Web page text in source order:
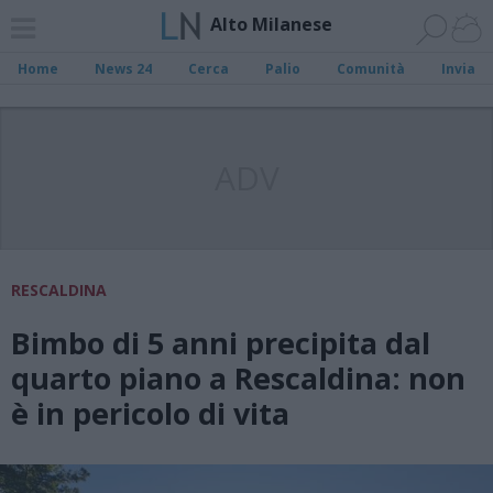
Alto Milanese
Home News 24 Cerca Palio Comunità Invia
RESCALDINA
Bimbo di 5 anni precipita dal
quarto piano a Rescaldina: non
è in pericolo di vita